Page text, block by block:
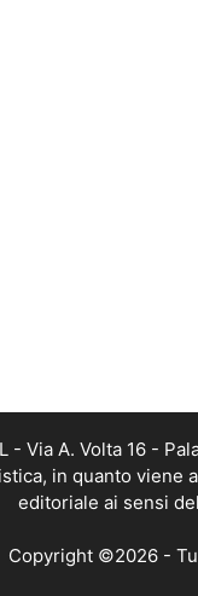
Via A. Volta 16 -
in quanto
editoriale ai sensi
Copyright ©2026 -